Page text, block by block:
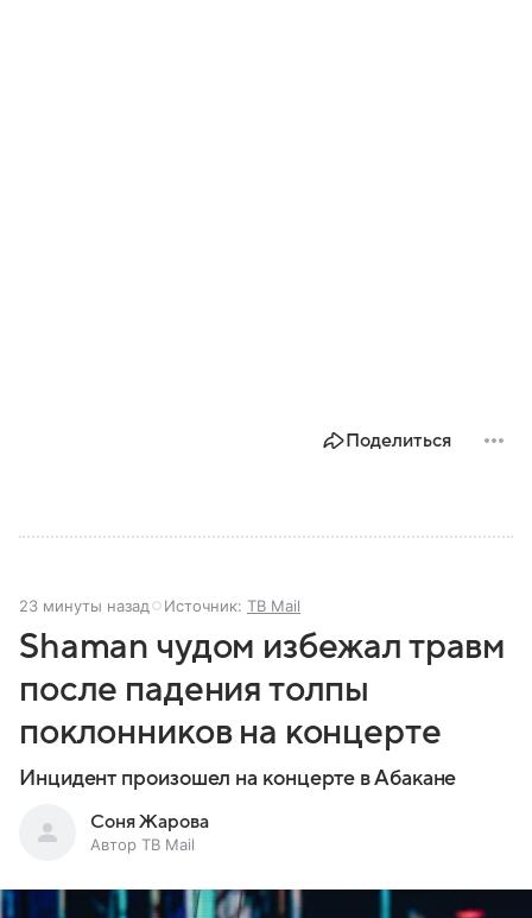
Поделиться
23 минуты назад Источник: ТВ Mail
Shaman чудом избежал травм
после падения толпы
поклонников на концерте
Инцидент произошел на концерте в Абакане
Соня Жарова
Автор ТВ Mail